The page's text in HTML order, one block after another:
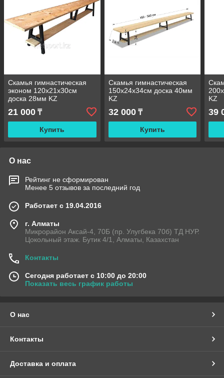
Скамья гимнастическая
эконом 120х21х30см
доска 28мм KZ
21 000 ₸
Купить
Скамья гимнастическая
150х24х34см доска 40мм
KZ
32 000₸
Купить
KZ
39
О нас
Рейтинг не сформирован
Менее 5 отзывов за последний год
Работает с 19.04.2016
г. Алматы
Микрорайон Аксай-4, 70Б (пр. Улугбека 70б) ТД НУР.
Цокольный этаж. Бутик 4/1, Алматы, Казахстан
Контакты
Сегодня работает с 10:00 до 20:00
Показать весь график работы
О нас
Контакты
Доставка и оплата